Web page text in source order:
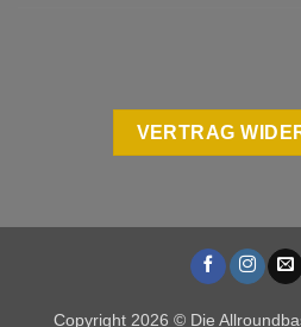
VERTRAG
Copyright 2026 © Die